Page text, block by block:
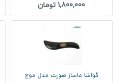
1,800,000 تومان
گواشا ماساژ صورت مدل موج